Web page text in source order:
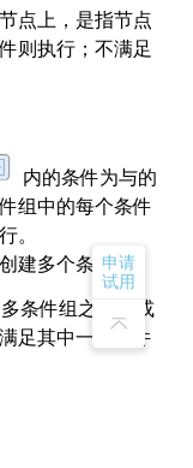
申请
试用
点上，是指节点
则执行；不满足
内的条件为与的
组中的每个条件
。
建多个条件组
条件组之间为或
足其中一个条件